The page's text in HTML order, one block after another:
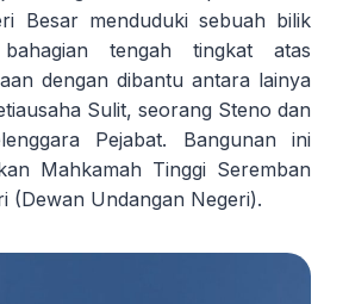
Besar menduduki sebuah bilik
tengah tingkat atas
dengan dibantu antara lainya
Sulit, seorang Steno dan
Pejabat. Bangunan ini
Mahkamah Tinggi Seremban
(Dewan Undangan Negeri).